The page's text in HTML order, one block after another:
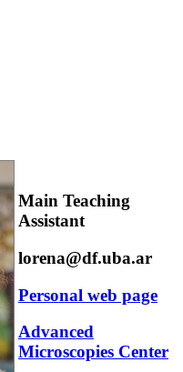
Main Teaching
Assistant
lorena@df.uba.ar
Personal web page
Advanced
Microscopies Center